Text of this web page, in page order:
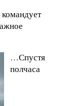
…Спустя
полчаса